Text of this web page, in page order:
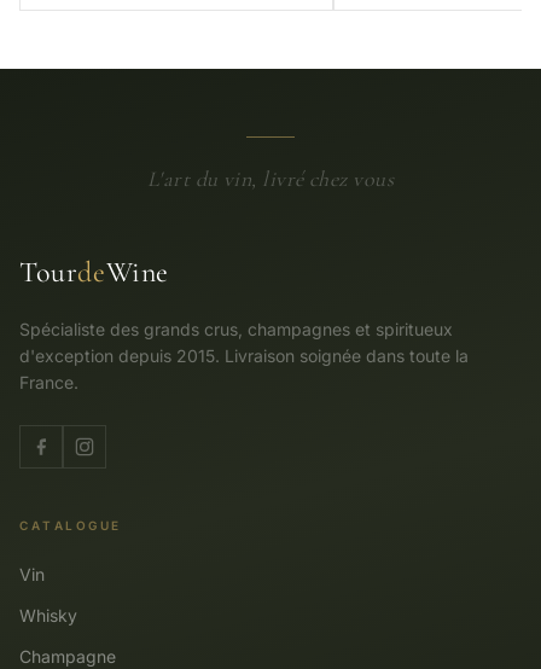
L'art du vin, livré chez vous
TourdeWine
Spécialiste des grands crus, champagnes et spiritueux
d'exception depuis 2015. Livraison soignée dans toute la
France.
CATALOGUE
Vin
Whisky
Champagne